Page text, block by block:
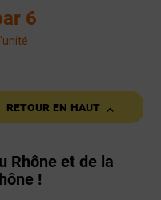
6
Retour en haut 
Rhône et de la
!